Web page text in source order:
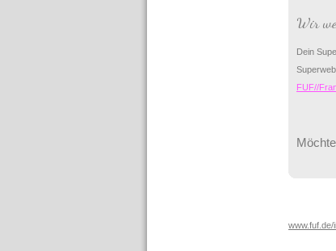
Wir
Dein
FUF//